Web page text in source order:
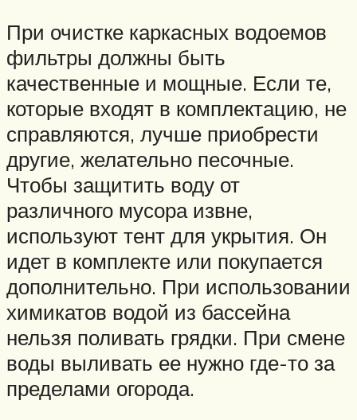
При очистке каркасных водоемов
фильтры должны быть
качественные и мощные. Если те,
которые входят в комплектацию, не
справляются, лучше приобрести
другие, желательно песочные.
Чтобы защитить воду от
различного мусора извне,
используют тент для укрытия. Он
идет в комплекте или покупается
дополнительно. При использовании
химикатов водой из бассейна
нельзя поливать грядки. При смене
воды выливать ее нужно где-то за
пределами огорода.